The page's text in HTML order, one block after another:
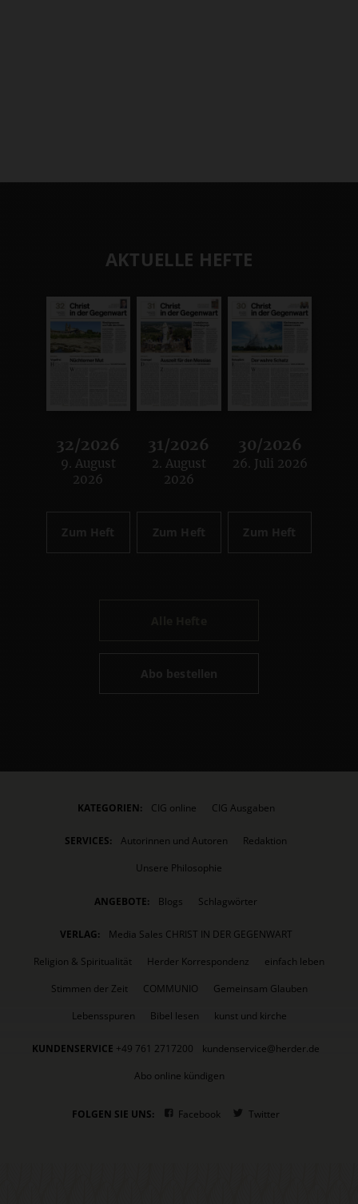
AKTUELLE HEFTE
32/2026
:
9. August
2026
Zum Heft
31/2026
:
2. August
2026
Zum Heft
30/2026
:
26. Juli 2026
Zum Heft
Abo bestellen
KATEGORIEN: CIG online CIG Ausgaben
SERVICES: Autorinnen und Autoren
Redaktion
Unsere Philosophie
ANGEBOTE: Blogs Schlagwörter
VERLAG:
Media Sales CHRIST IN DER GEGENWART
Religion & Spiritualität
Herder Korrespondenz
einfach leben
Stimmen der Zeit
COMMUNIO
Gemeinsam Glauben
Lebensspuren
Bibel lesen kunst und kirche
KUNDENSERVICE +49 761 2717200
kundenservice@herder.de
Abo online kündigen
FOLGEN SIE UNS: Facebook Twitter